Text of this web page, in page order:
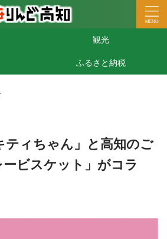
観光
ふるさと納税
ティちゃん」と高知のご
ービスケット」がコラ